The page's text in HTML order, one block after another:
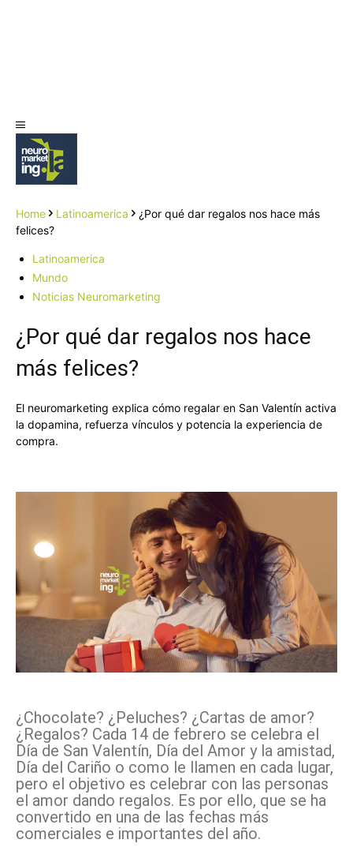
Home Latinoamerica
¿Por qué dar regalos nos hace más
felices?
Latinoamerica
Mundo
Noticias Neuromarketing
¿Por qué dar regalos nos hace
más felices?
El neuromarketing explica cómo regalar en San Valentín activa
la dopamina, refuerza vínculos y potencia la experiencia de
compra.
¿Chocolate? ¿Peluches? ¿Cartas de amor?
¿Regalos? Cada 14 de febrero se celebra el
Día de San Valentín, Día del Amor y la amistad,
Día del Cariño o como le llamen en cada lugar,
pero el objetivo es celebrar con las personas
el amor dando regalos. Es por ello, que se ha
convertido en una de las fechas más
comerciales e importantes del año.